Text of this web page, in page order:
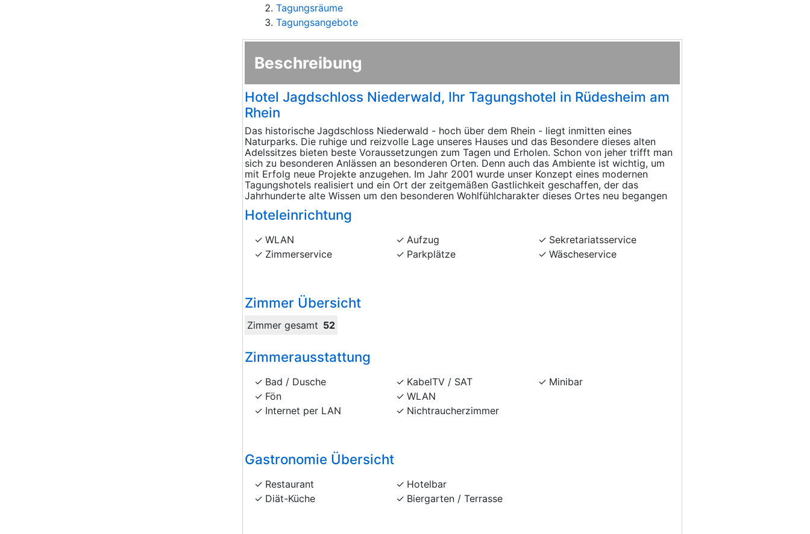
Tagungsräume
Tagungsangebote
Beschreibung
Hotel Jagdschloss Niederwald, Ihr Tagungshotel in Rüdesheim am
Rhein
Das historische Jagdschloss Niederwald - hoch über dem Rhein - liegt inmitten eines
Naturparks. Die ruhige und reizvolle Lage unseres Hauses und das Besondere dieses alten
Adelssitzes bieten beste Voraussetzungen zum Tagen und Erholen. Schon von jeher trifft man
sich zu besonderen Anlässen an besonderen Orten. Denn auch das Ambiente ist wichtig, um
mit Erfolg neue Projekte anzugehen. Im Jahr 2001 wurde unser Konzept eines modernen
Tagungshotels realisiert und ein Ort der zeitgemäßen Gastlichkeit geschaffen, der das
Jahrhunderte alte Wissen um den besonderen Wohlfühlcharakter dieses Ortes neu begangen
Hoteleinrichtung
WLAN
Zimmerservice
Aufzug
Parkplätze
Sekretariatsservice
Wäscheservice
Zimmer Übersicht
Zimmer gesamt 52
Zimmerausstattung
Bad / Dusche
Fön
Internet per LAN
KabelTV / SAT
WLAN
Nichtraucherzimmer
Minibar
Gastronomie Übersicht
Restaurant
Diät-Küche
Hotelbar
Biergarten / Terrasse